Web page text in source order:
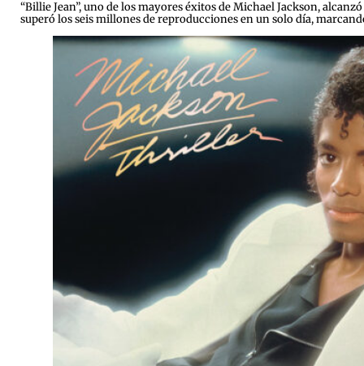
“Billie Jean”, uno de los mayores éxitos de Michael Jackson,
superó los seis millones de reproducciones en un solo día,